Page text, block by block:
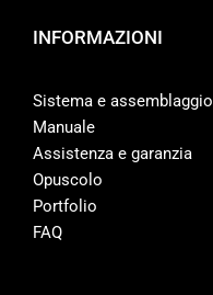
INFORMAZIONI
Sistema e assemblaggio
Manuale
Assistenza e garanzia
Opuscolo
Portfolio
FAQ